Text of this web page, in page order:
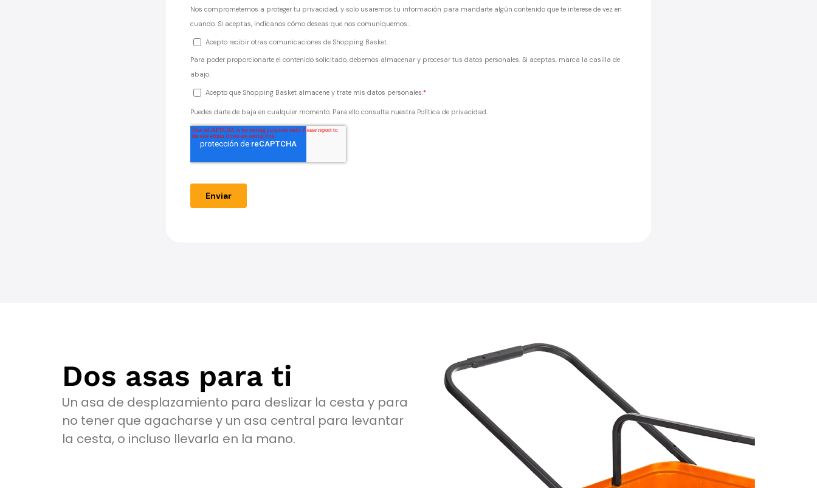
Dos asas para ti
Un asa de desplazamiento para deslizar la cesta y para
no tener que agacharse y un asa central para levantar
la cesta, o incluso llevarla en la mano.